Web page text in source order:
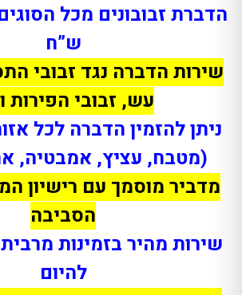
ש”ח
שירות הדברה נגד זבובי
עש, זבובי הפירות
ניתן להזמין הדברה לכל
(מטבח, עציץ, אמבטיה,
מדביר מוסמך עם רישיון
הסביבה
שירות מהיר בזמינות
להיום